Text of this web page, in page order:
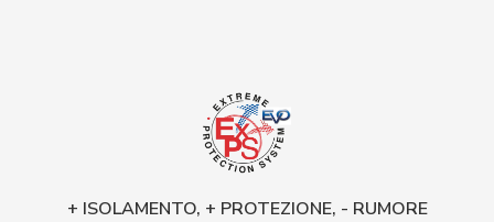
+ ISOLAMENTO, + PROTEZIONE, - RUMORE